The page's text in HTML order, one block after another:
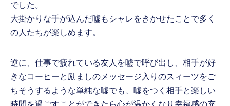
でした。
大掛かりな手が込んだ嘘もシャレをきかせたことで多く
の人たちが楽しめます。
逆に、仕事で疲れている友人を嘘で呼び出し、相手が好
きなコーヒーと励ましのメッセージ入りのスィーツをご
ちそうするような単純な嘘でも、嘘をつく相手と楽しい
時間を過ごすことができたら心が温かくなり幸福感の充